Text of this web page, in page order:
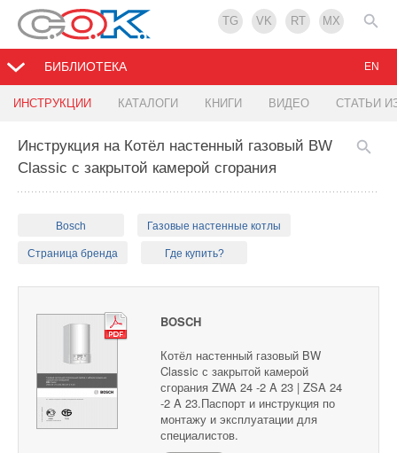
TG VK RT MX
БИБЛИОТЕКА
ИНСТРУКЦИИ КАТАЛОГИ КНИГИ ВИДЕО СТАТЬИ
EN
Инструкция на Котёл настенный газовый BW
Classic с закрытой камерой сгорания
Bosch Газовые настенные котлы
Страница бренда Где купить?
BOSCH
Котёл настенный газовый BW
Classic с закрытой камерой
сгорания ZWA 24 -2 A 23 | ZSA 24
-2 A 23.Паспорт и инструкция по
монтажу и эксплуатации для
специалистов.